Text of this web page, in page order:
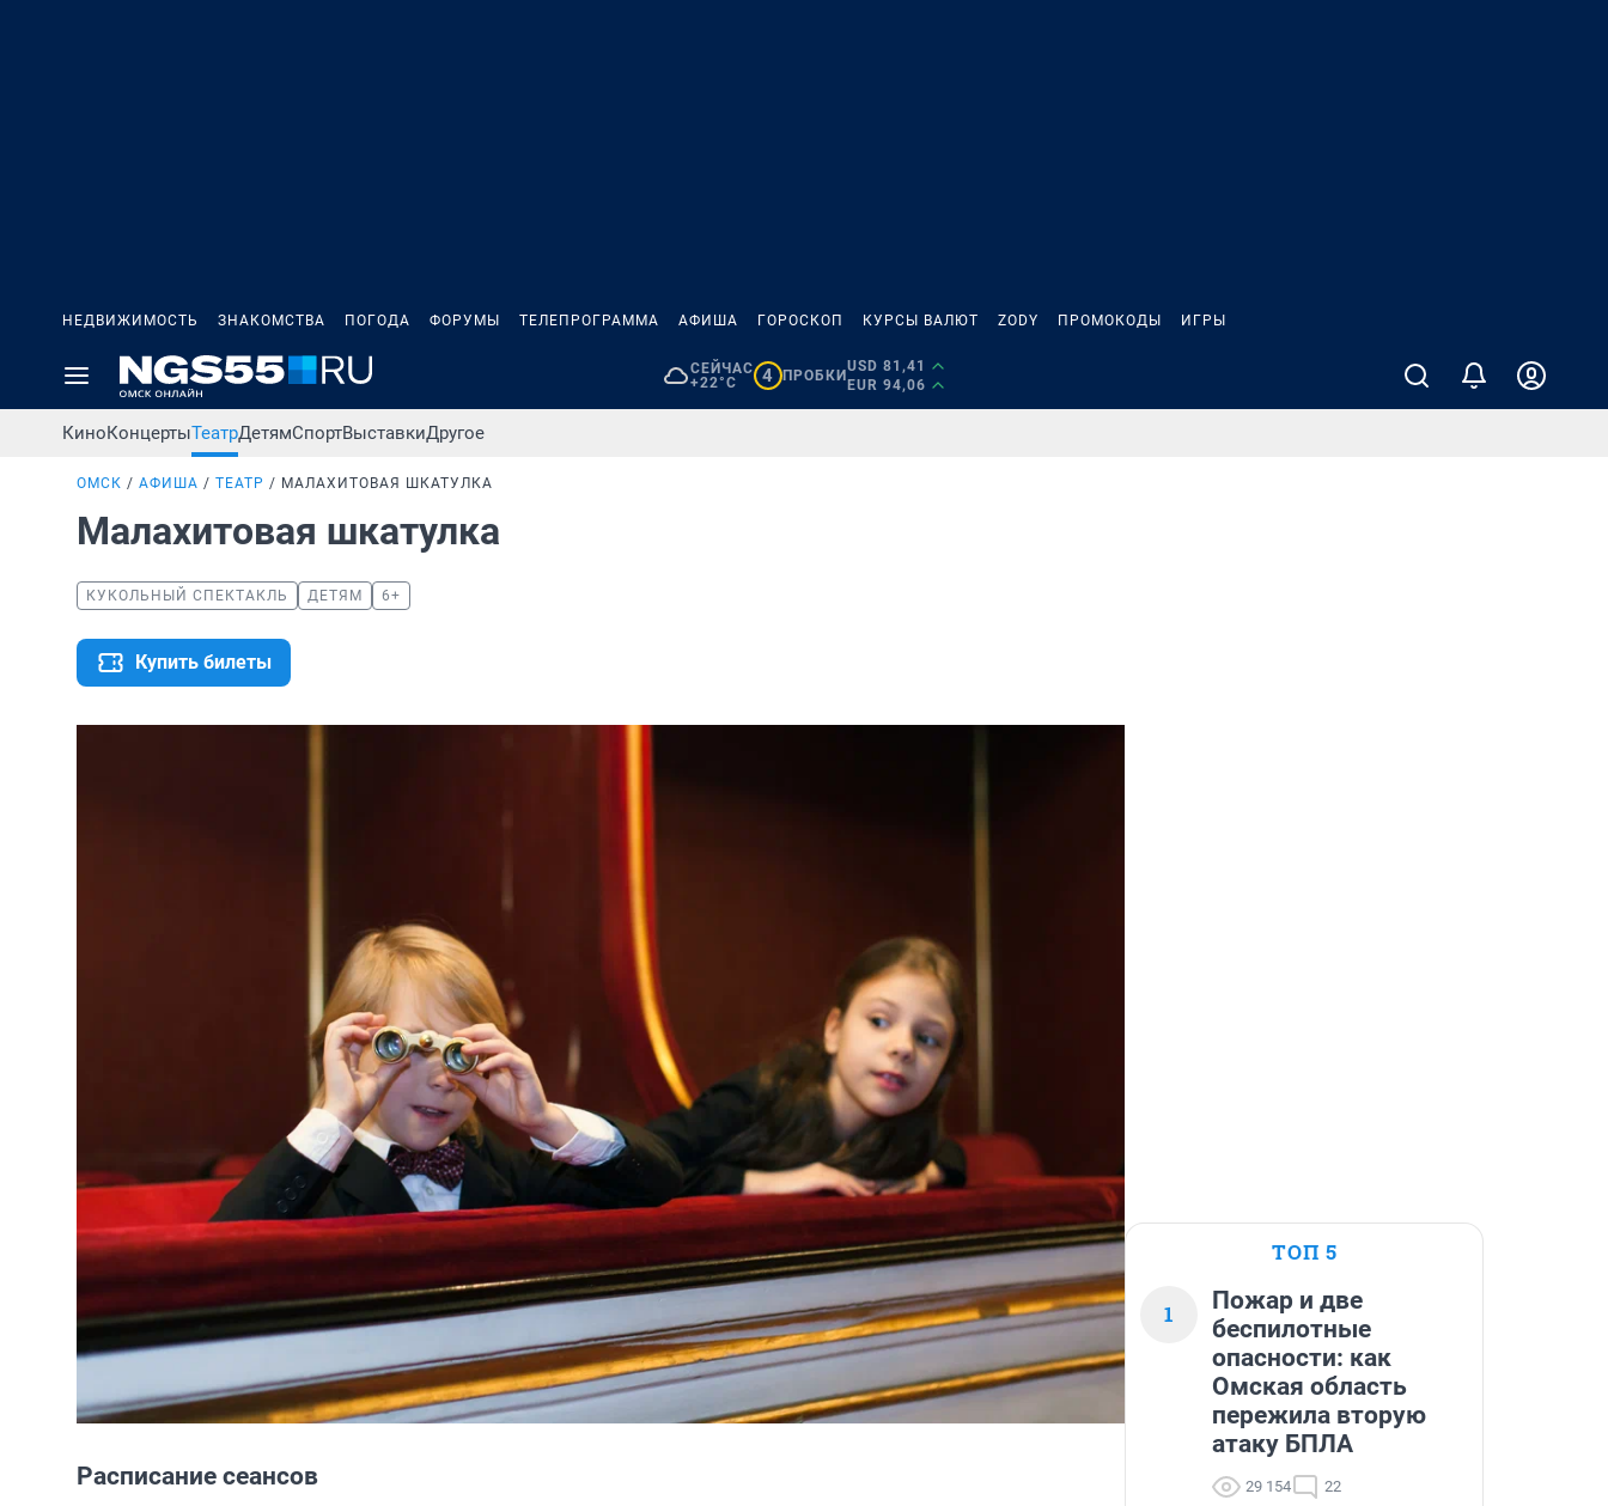
НЕДВИЖИМОСТЬ ЗНАКОМСТВА ПОГОДА ФОРУМЫ ТЕЛЕПРОГРАММА АФИША ГОРОСКОП КУРСЫ ВАЛЮТ ZODY ПРОМОКОДЫ ИГРЫ
СЕЙЧАС
+22°C
4 ПРОБКИ
USD 81,41
EUR 94,06
КиноКонцертыТеатрДетямСпортВыставкиДругое
ОМСК АФИША ТЕАТР МАЛАХИТОВАЯ ШКАТУЛКА
Малахитовая шкатулка
КУКОЛЬНЫЙ СПЕКТАКЛЬ ДЕТЯМ 6+
Купить билеты
Расписание сеансов
ТОП 5
1
Пожар и две
беспилотные
опасности: как
Омская область
пережила вторую
атаку БПЛА
29 154 22